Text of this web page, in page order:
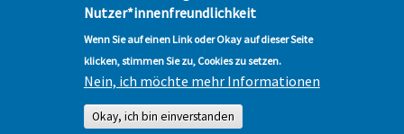
Impressum|Presse| Datenschutz| © Hohen-Neuendorf.de, Alle Rechte
vorbehalten - Vervielfältigung nur mit unserer Genehmigung
Nutzer*innenfreundlichkeit
Wenn Sie auf einen Link oder Okay auf dieser Seite
klicken, stimmen Sie zu, Cookies zu setzen.
Nein, ich möchte mehr Informationen
Okay, ich bin einverstanden